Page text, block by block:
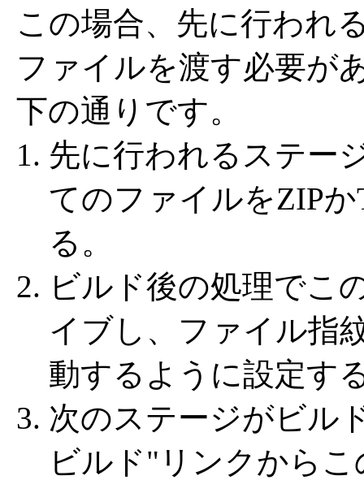
この場合、先に行われ
ファイルを渡す必要が
下の通りです。
先に行われるステー
てのファイルをZIP
る。
ビルド後の処理でこ
イブし、ファイル指
動するように設定す
次のステージがビル
ビルド"リンクから